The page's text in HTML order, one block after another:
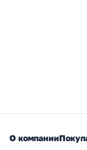
О компании